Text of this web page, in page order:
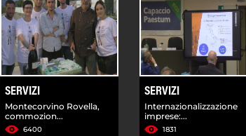
SERVIZI
Montecorvino Rovella,
commozion...
6400
SERVIZI
Internazionalizzazione
imprese:...
1831